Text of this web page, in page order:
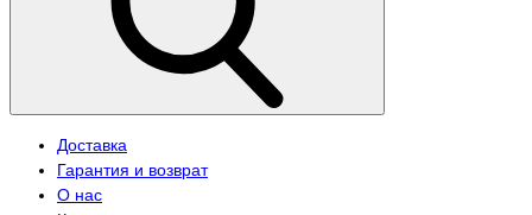
Доставка
Гарантия и возврат
О нас